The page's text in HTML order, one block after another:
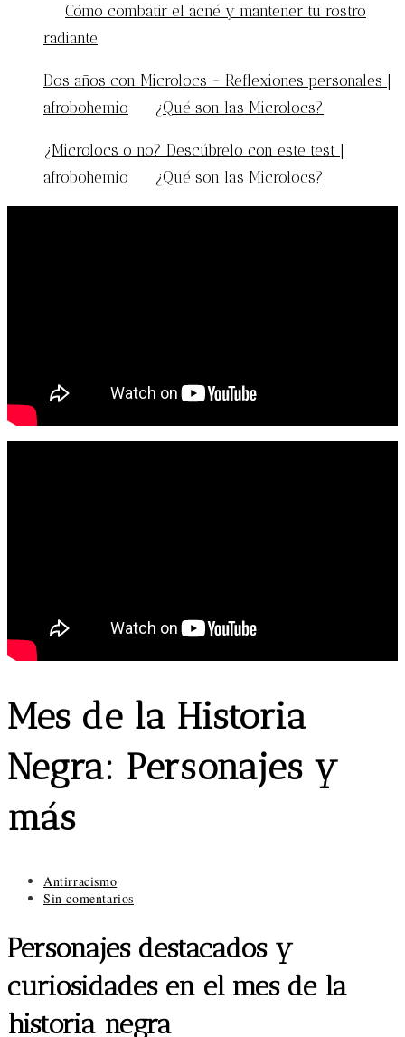
Cómo combatir el acné y mantener tu rostro
radiante
Dos años con Microlocs - Reflexiones personales |
afrobohemio
¿Qué son las Microlocs?
¿Microlocs o no? Descúbrelo con este test |
afrobohemio
¿Qué son las Microlocs?
Mes de la Historia
Negra: Personajes y
más
Categoría
de
Antirracismo
Comentarios
entrada:
Sin comentarios
Personajes destacados y
curiosidades en el mes de la
historia negra